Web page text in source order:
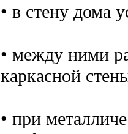
• в стену дома
• между ними
каркасной
• при